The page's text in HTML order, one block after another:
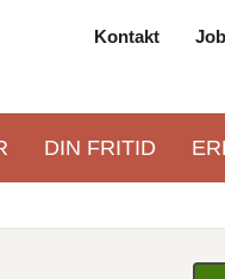
Kontakt Job
DIN FRITID